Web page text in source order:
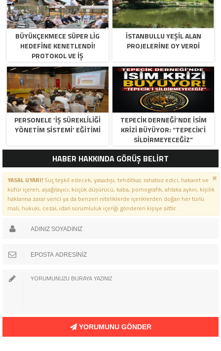
BÜYÜKÇEKMECE SÜPER LİG
HEDEFİNE KENETLENDİ!
PROTOKOL VE İŞ
DÜNYASINDAN BASKETBOL
TAKIMINA TAM DESTEK…
İSTANBULLU YEŞİL ALAN
PROJELERİNE OY VERDİ
PERSONELE ‘İŞ SÜREKLİLİĞİ
YÖNETİM SİSTEMİ’ EĞİTİMİ
TEPECİK DERNEĞİ’NDE İSİM
KRİZİ BÜYÜYOR: “TEPECİK’İ
SİLDİRMEYECEĞİZ”
HABER HAKKINDA GÖRÜŞ BELİRT
YASAL UYARI!Suç teşkil edecek, yasadışı, tehditkar, rahatsız edici, hakaret ve
küfür içeren, aşağılayıcı, küçük düşürücü, kaba, pornografik, ahlaka aykırı, kişilik
haklarına zarar verici ya da benzeri niteliklerde içeriklerden doğan her türlü
mali, hukuki, cezai, idari sorumluluk içeriği gönderen kişiye aittir.
YORUMUNU GÖNDER